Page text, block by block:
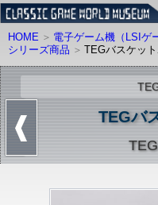
HOME 電子ゲーム機（LSIゲ
シリーズ商品
TEGバスケッ
TEGバ